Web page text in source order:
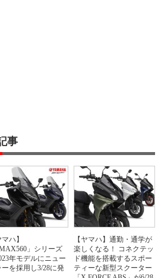
事
マハ】
」シリーズ
年モデルにニュー
ーを採用し3/28に発
【ヤマハ】通勤・通学が
楽しくなる！ コネクテッ
ド機能を搭載するスポー
ティーな新型スクーター